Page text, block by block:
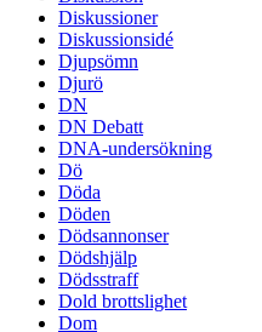
Diskussioner
Diskussionsidé
Djupsömn
Djurö
DN
DN Debatt
DNA-undersökning
Dö
Döda
Döden
Dödsannonser
Dödshjälp
Dödsstraff
Dold brottslighet
Dom